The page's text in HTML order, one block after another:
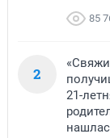
85
2
21-